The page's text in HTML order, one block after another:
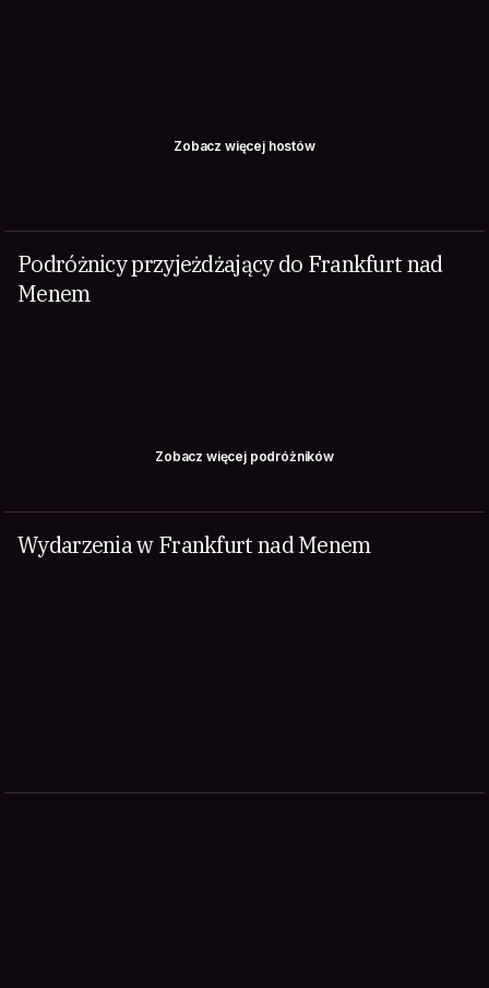
Zobacz więcej hostów
Podróżnicy przyjeżdżający do Frankfurt nad
Menem
Zobacz więcej podróżników
Wydarzenia w Frankfurt nad Menem